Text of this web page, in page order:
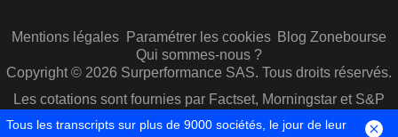
Mentions légales Paramétrer les cookies Blog Zonebourse
Qui sommes-nous ?
Copyright © 2026 Surperformance SAS. Tous droits réservés.
Les cotations sont fournies par Factset, Morningstar et S&P
Capital IQ
Tous les transcripts sur plus de 9000 sociétés, le jour de leur